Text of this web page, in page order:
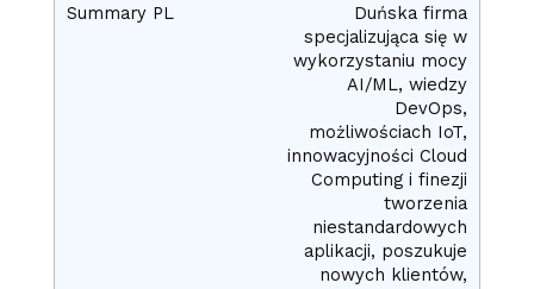
Duńska firma
specjalizująca się w
wykorzystaniu mocy
AI/ML, wiedzy
DevOps,
możliwościach IoT,
innowacyjności Cloud
Computing i finezji
tworzenia
niestandardowych
aplikacji, poszukuje
nowych klientów,